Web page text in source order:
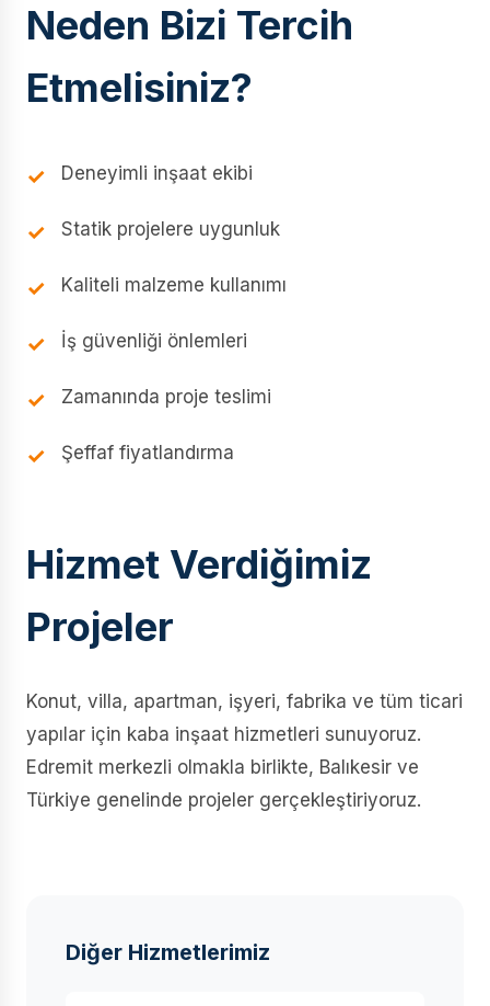
Neden Bizi Tercih
Etmelisiniz?
Deneyimli inşaat ekibi
Statik projelere uygunluk
Kaliteli malzeme kullanımı
İş güvenliği önlemleri
Zamanında proje teslimi
Şeffaf fiyatlandırma
Hizmet Verdiğimiz
Projeler
Konut, villa, apartman, işyeri, fabrika ve tüm ticari
yapılar için kaba inşaat hizmetleri sunuyoruz.
Edremit merkezli olmakla birlikte, Balıkesir ve
Türkiye genelinde projeler gerçekleştiriyoruz.
Diğer Hizmetlerimiz